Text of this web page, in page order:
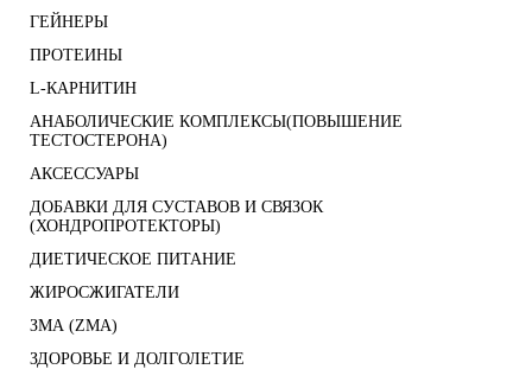
ГЕЙНЕРЫ
ПРОТЕИНЫ
L-КАРНИТИН
АНАБОЛИЧЕСКИЕ КОМПЛЕКСЫ(ПОВЫШЕНИЕ
ТЕСТОСТЕРОНА)
АКСЕССУАРЫ
ДОБАВКИ ДЛЯ СУСТАВОВ И СВЯЗОК
(ХОНДРОПРОТЕКТОРЫ)
ДИЕТИЧЕСКОЕ ПИТАНИЕ
ЖИРОСЖИГАТЕЛИ
ЗМА (ZMA)
ЗДОРОВЬЕ И ДОЛГОЛЕТИЕ